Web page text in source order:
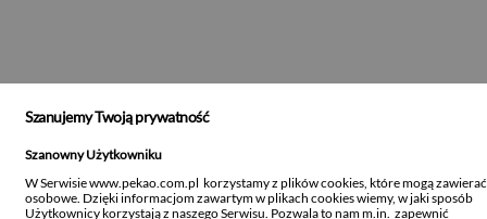
Szanujemy Twoją prywatność
Szanowny Użytkowniku
W Serwisie www.pekao.com.pl korzystamy z plików cookies, które mogą
osobowe. Dzięki informacjom zawartym w plikach cookies wiemy, w jaki sposób
Użytkownicy korzystają z naszego Serwisu. Pozwala to nam m.in. zapewnić